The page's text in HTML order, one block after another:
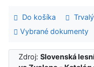
Do košíka
Vybrané dokumenty
Zdroj:Slovenská